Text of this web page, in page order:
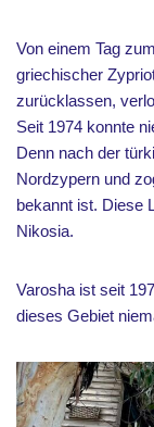
Von einem Tag
griechischer
zurücklassen,
Seit 1974 konnte
Denn nach der
Nordzypern und
bekannt ist. Diese
Nikosia.
Varosha ist seit
dieses Gebiet